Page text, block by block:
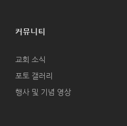
커뮤니티
교회 소식
포토 갤러리
행사 및 기념 영상